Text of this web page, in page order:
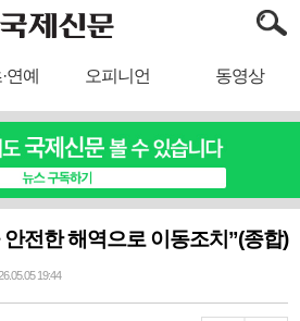
연예 오피니언 동영상
전한 해역으로 이동조치”(종합)
19:44